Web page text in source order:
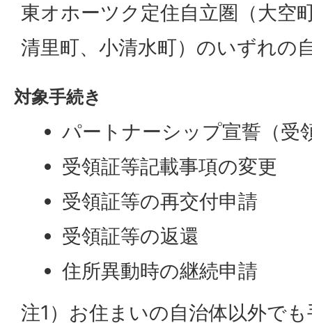
東オホーツク定住自立圏（大空
清里町、小清水町）のいずれの
対象手続き
パートナーシップ宣誓（受
受領証等記載事項の変更
受領証等の再交付申請
受領証等の返還
住所異動時の継続申請
注1）お住まいの自治体以外で